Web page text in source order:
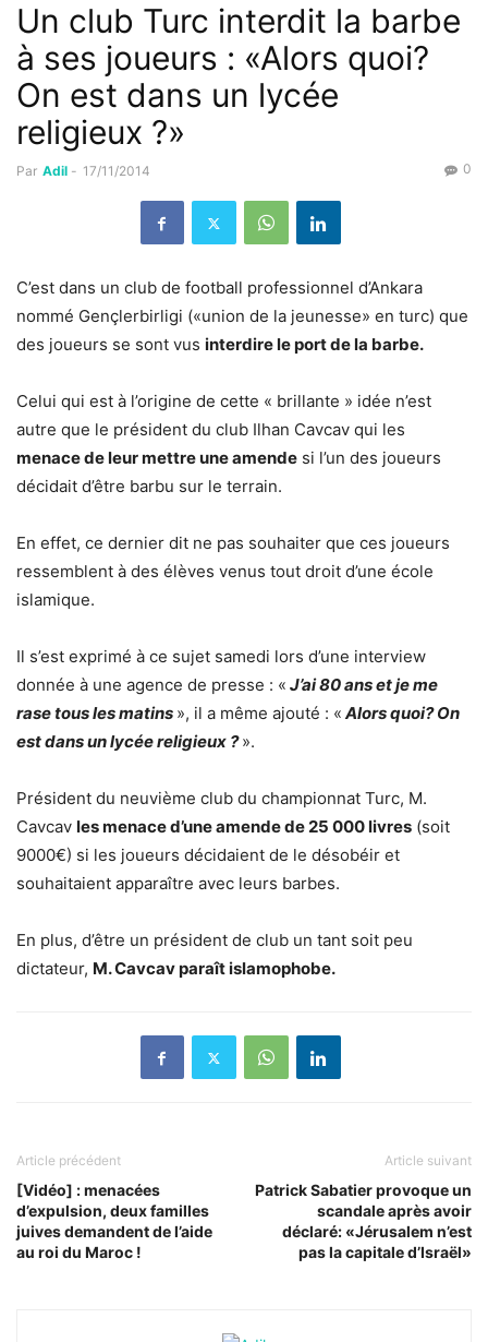
Un club Turc interdit la barbe
à ses joueurs : «Alors quoi?
On est dans un lycée
religieux ?»
Par Adil - 17/11/2014 0
C’est dans un club de football professionnel d’Ankara
nommé Gençlerbirligi («union de la jeunesse» en turc) que
des joueurs se sont vus interdire le port de la barbe.
Celui qui est à l’origine de cette « brillante » idée n’est
autre que le président du club Ilhan Cavcav qui les
menace de leur mettre une amende si l’un des joueurs
décidait d’être barbu sur le terrain.
En effet, ce dernier dit ne pas souhaiter que ces joueurs
ressemblent à des élèves venus tout droit d’une école
islamique.
Il s’est exprimé à ce sujet samedi lors d’une interview
donnée à une agence de presse : « J’ai 80 ans et je me
rase tous les matins », il a même ajouté : « Alors quoi? On
est dans un lycée religieux ? ».
Président du neuvième club du championnat Turc, M.
Cavcav les menace d’une amende de 25 000 livres (soit
9000€) si les joueurs décidaient de le désobéir et
souhaitaient apparaître avec leurs barbes.
En plus, d’être un président de club un tant soit peu
dictateur, M. Cavcav paraît islamophobe.
Article précédent
[Vidéo] : menacées
d’expulsion, deux familles
juives demandent de l’aide
au roi du Maroc !
Article suivant
Patrick Sabatier provoque un
scandale après avoir
déclaré: «Jérusalem n’est
pas la capitale d’Israël»